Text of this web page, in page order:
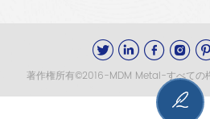
著作権所有©2016-MDM Metal-すべての